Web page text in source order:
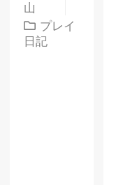
山
プレイ
日記